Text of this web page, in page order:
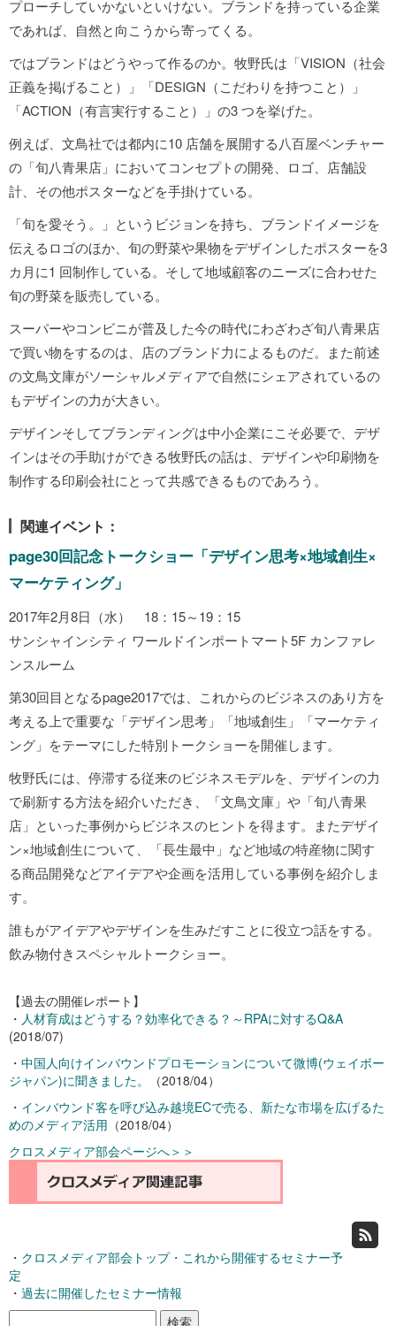
プローチしていかないといけない。ブランドを持っている企業
であれば、自然と向こうから寄ってくる。
ではブランドはどうやって作るのか。牧野氏は「VISION（社会
正義を掲げること）」「DESIGN（こだわりを持つこと）」
「ACTION（有言実行すること）」の3 つを挙げた。
例えば、文鳥社では都内に10 店舗を展開する八百屋ベンチャー
の「旬八青果店」においてコンセプトの開発、ロゴ、店舗設
計、その他ポスターなどを手掛けている。
「旬を愛そう。」というビジョンを持ち、ブランドイメージを
伝えるロゴのほか、旬の野菜や果物をデザインしたポスターを3
カ月に1 回制作している。そして地域顧客のニーズに合わせた
旬の野菜を販売している。
スーパーやコンビニが普及した今の時代にわざわざ旬八青果店
で買い物をするのは、店のブランド力によるものだ。また前述
の文鳥文庫がソーシャルメディアで自然にシェアされているの
もデザインの力が大きい。
デザインそしてブランディングは中小企業にこそ必要で、デザ
インはその手助けができる牧野氏の話は、デザインや印刷物を
制作する印刷会社にとって共感できるものであろう。
関連イベント：
page30回記念トークショー「デザイン思考×地域創生×
マーケティング」
2017年2月8日（水） 18：15～19：15
サンシャインシティ ワールドインポートマート5F カンファレ
ンスルーム
第30回目となるpage2017では、これからのビジネスのあり方を
考える上で重要な「デザイン思考」「地域創生」「マーケティ
ング」をテーマにした特別トークショーを開催します。
牧野氏には、停滞する従来のビジネスモデルを、デザインの力
で刷新する方法を紹介いただき、「文鳥文庫」や「旬八青果
店」といった事例からビジネスのヒントを得ます。またデザイ
ン×地域創生について、「長生最中」など地域の特産物に関す
る商品開発などアイデアや企画を活用している事例を紹介しま
す。
誰もがアイデアやデザインを生みだすことに役立つ話をする。
飲み物付きスペシャルトークショー。
【過去の開催レポート】
・ 人材育成はどうする？効率化できる？～RPAに対するQ&A
(2018/07)
・ 中国人向けインバウンドプロモーションについて微博(ウェイボー
ジャパン)に聞きました。
（2018/04）
・ インバウンド客を呼び込み越境ECで売る、新たな市場を広げるた
めのメディア活用 （2018/04）
クロスメディア部会ページへ＞＞
・ クロスメディア部会トップ・これから開催するセミナー予
定
・ 過去に開催したセミナー情報